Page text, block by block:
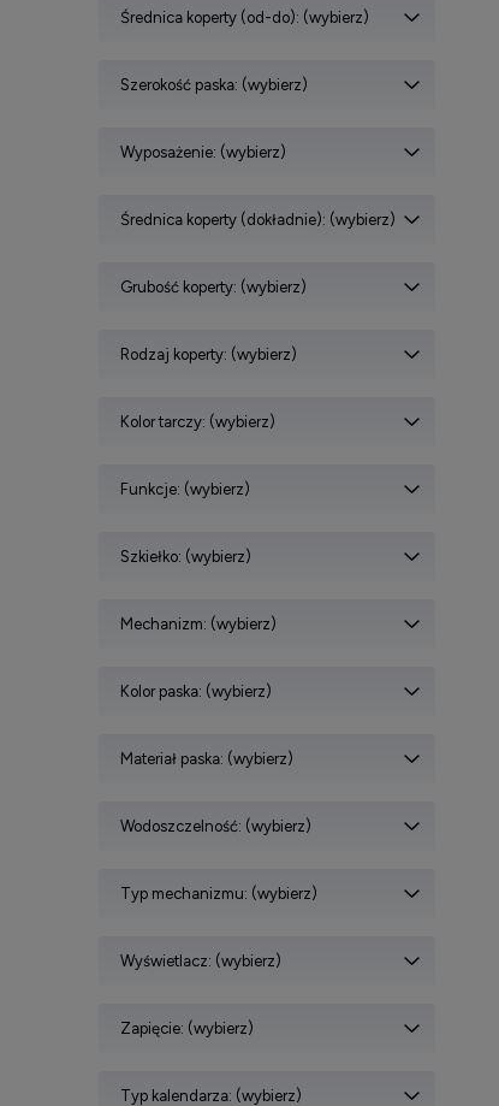
Średnica koperty (od-do): (wybierz)
Szerokość paska: (wybierz)
Wyposażenie: (wybierz)
Średnica koperty (dokładnie): (wybierz)
Grubość koperty: (wybierz)
Rodzaj koperty: (wybierz)
Kolor tarczy: (wybierz)
Funkcje: (wybierz)
Szkiełko: (wybierz)
Mechanizm: (wybierz)
Kolor paska: (wybierz)
Materiał paska: (wybierz)
Wodoszczelność: (wybierz)
Typ mechanizmu: (wybierz)
Wyświetlacz: (wybierz)
Zapięcie: (wybierz)
Typ kalendarza: (wybierz)